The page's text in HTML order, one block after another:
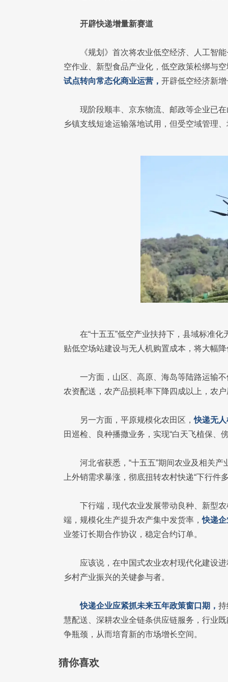
开辟快递增量新赛道
《规划》首次将农业低空经济、人工智
空作业、新型食品产业化，低空政策松绑与
试点转向常态化商业运营， 开辟低空经济新
现阶段顺丰、京东物流、邮政等企业已
乡镇支线短途运输落地试用，但受空域管理
在“十五五”低空产业扶持下，县域标准
贴低空场站建设与无人机购置成本，将大幅
一方面，山区、高原、海岛等陆路运输
农资配送，农产品损耗率下降四成以上，农
另一方面，平原规模化农田区，快递无
田巡检、良种播撒业务，实现“白天飞植保、
河北省获悉，“十五五”期间农业及相关
上外销需求暴涨，彻底扭转农村快递“下行件
下行端，现代农业发展带动良种、新型
端，规模化生产提升农产集中发货率，快递
业签订长期合作协议，稳定合约订单。
应该说，在中国式农业农村现代化建设
乡村产业振兴的关键参与者。
快递企业应紧抓未来五年政策窗口期， 持
慧配送、深耕农业全链条供应链服务，行业
争瓶颈，从而培育新的市场增长空间。
猜你喜欢